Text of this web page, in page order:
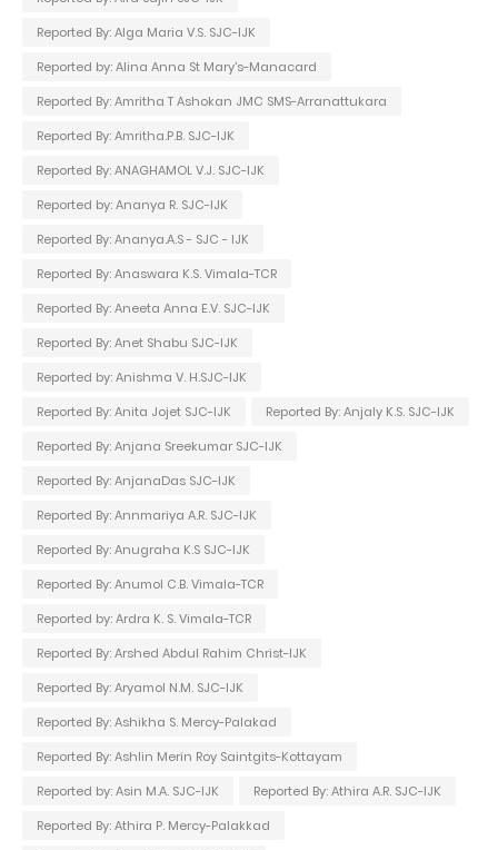
Reported By: Alga Maria V.S. SJC-IJK
Reported by: Alina Anna St Mary's-Manacard
Reported By: Amritha T Ashokan JMC SMS-Arranattukara
Reported By: Amritha.P.B. SJC-IJK
Reported By: ANAGHAMOL V.J. SJC-IJK
Reported by: Ananya R. SJC-IJK
Reported By: Ananya.A.S - SJC - IJK
Reported By: Anaswara K.S. Vimala-TCR
Reported By: Aneeta Anna E.V. SJC-IJK
Reported By: Anet Shabu SJC-IJK
Reported by: Anishma V. H.SJC-IJK
Reported By: Anita Jojet SJC-IJK
Reported By: Anjaly K.S. SJC-IJK
Reported By: Anjana Sreekumar SJC-IJK
Reported By: AnjanaDas SJC-IJK
Reported By: Annmariya A.R. SJC-IJK
Reported By: Anugraha K.S SJC-IJK
Reported By: Anumol C.B. Vimala-TCR
Reported by: Ardra K. S. Vimala-TCR
Reported By: Arshed Abdul Rahim Christ-IJK
Reported By: Aryamol N.M. SJC-IJK
Reported By: Ashikha S. Mercy-Palakad
Reported By: Ashlin Merin Roy Saintgits-Kottayam
Reported by: Asin M.A. SJC-IJK
Reported By: Athira A.R. SJC-IJK
Reported By: Athira P. Mercy-Palakkad